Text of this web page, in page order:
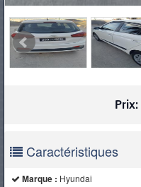
Prix:
Caractéristiques
Marque : Hyundai